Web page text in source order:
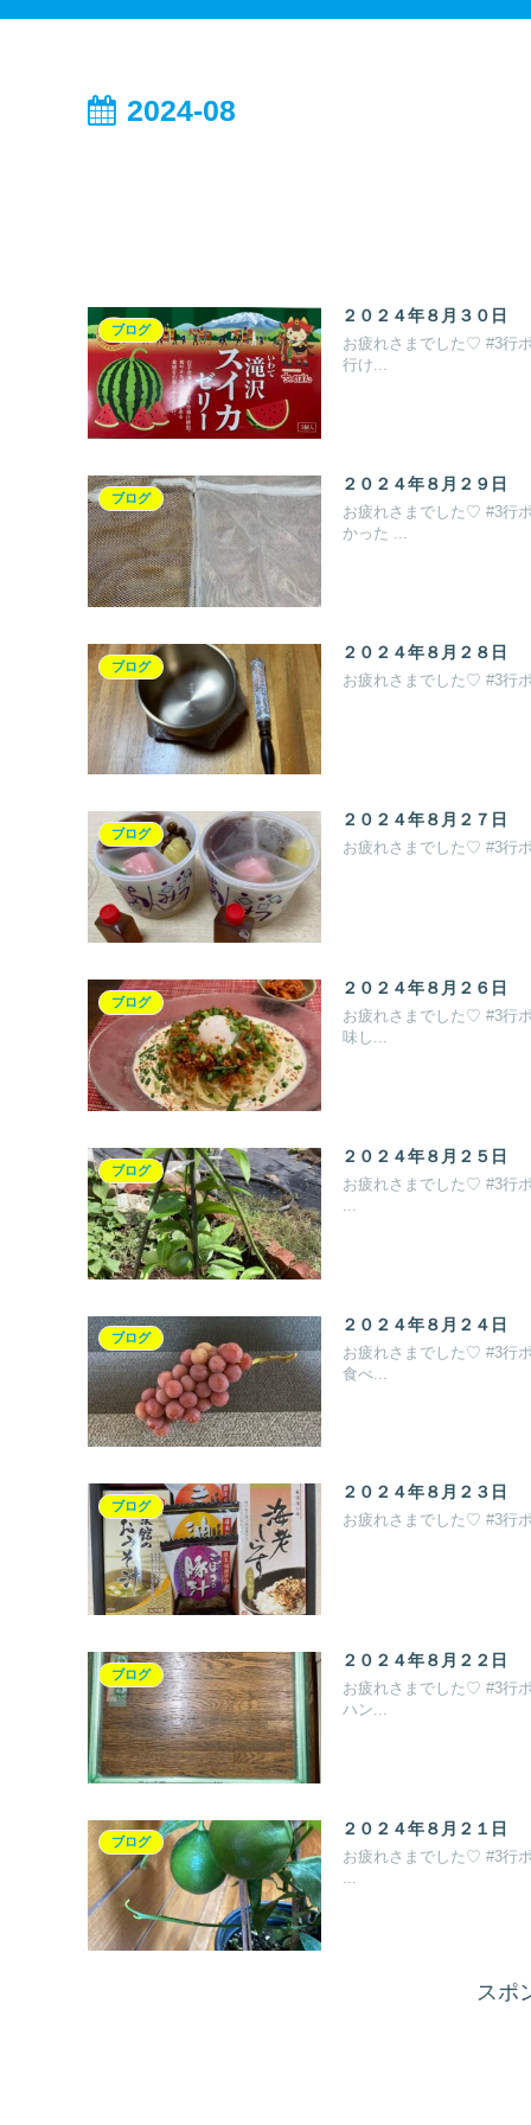
2024-08
ブログ
２０２４年８月３０日
お疲れさまでした♡ #3行
行け...
ブログ
２０２４年８月２９日
お疲れさまでした♡ #3行
かった ...
ブログ
２０２４年８月２８日
お疲れさまでした♡ #3行
ブログ
２０２４年８月２７日
お疲れさまでした♡ #3行
ブログ
２０２４年８月２６日
お疲れさまでした♡ #3行
味し...
ブログ
２０２４年８月２５日
お疲れさまでした♡ #3行
...
ブログ
２０２４年８月２４日
お疲れさまでした♡ #3行
食べ...
ブログ
２０２４年８月２３日
お疲れさまでした♡ #3行
ブログ
２０２４年８月２２日
お疲れさまでした♡ #3行
ハン...
ブログ
２０２４年８月２１日
お疲れさまでした♡ #3行
スポ